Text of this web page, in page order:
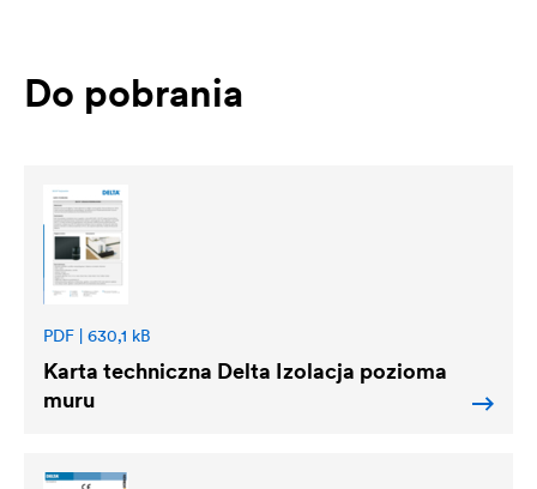
Do pobrania
PDF | 630,1 kB
Karta techniczna Delta Izolacja pozioma
muru